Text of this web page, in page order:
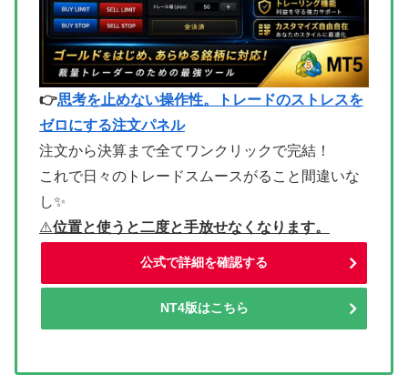
👉思考を止めない操作性。トレードのストレスを
ゼロにする注文パネル
注文から決算まで全てワンクリックで完結！
これで日々のトレードスムースがること間違いな
し✨
⚠️位置と使うと二度と手放せなくなります。
公式で詳細を確認する
NT4版はこちら